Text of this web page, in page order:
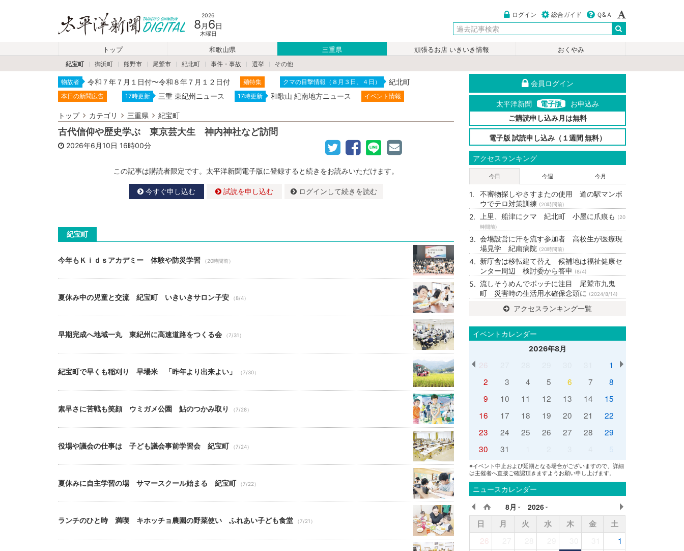
2026
8 月 6日
木曜日
ログイン 総合ガイド Ｑ&Ａ
トップ 和歌山県 三重県 頑張るお店 いきいき情報
おくやみ
紀宝町
御浜町 熊野市 尾鷲市 紀北町 事件・事故 選挙 その他
物故者 令和７年７月１日付〜令和８年７月１２日付 麺特集 クマの目撃情報（８月３日、４日） 紀北町
本日の新聞広告 17時更新 三重 東紀州ニュース 17時更新 和歌山 紀南地方ニュース イベント情報
トップ カテゴリ 三重県 紀宝町
古代信仰や歴史学ぶ 東京芸大生 神内神社など訪問
2026年6月10日 16時00分
この記事は購読者限定です。太平洋新聞電子版に登録すると続きをお読みいただけます。
今すぐ申し込む 試読を申し込む ログインして続きを読む
紀宝町
今年もＫｉｄｓアカデミー 体験や防災学習 （20時間前）
夏休み中の児童と交流 紀宝町 いきいきサロン子安 （8/4）
早期完成へ地域一丸 東紀州に高速道路をつくる会 （7/31）
紀宝町で早くも稲刈り 早場米 「昨年より出来よい」 （7/30）
素早さに苦戦も笑顔 ウミガメ公園 鮎のつかみ取り （7/28）
役場や議会の仕事は 子ども議会事前学習会 紀宝町 （7/24）
夏休みに自主学習の場 サマースクール始まる 紀宝町 （7/22）
ランチのひと時 満喫 キホッチョ農園の野菜使い ふれあい子ども食堂 （7/21）
会員ログイン
太平洋新聞 電子版
お申込み
ご購読申し込み月は無料
電子版 試読申し込み（１週間 無料）
アクセスランキング
今日 今週 今月
不審物探しやさすまたの使用 道の駅マンボ
ウでテロ対策訓練 (20時間前)
上里、船津にクマ 紀北町 小屋に爪痕も
(20
時間前)
会場設営に汗を流す参加者 高校生が医療現
場見学 紀南病院 (20時間前)
新庁舎は移転建て替え 候補地は福祉健康セ
ンター周辺 検討委から答申
(8/4)
流しそうめんでボッチに注目 尾鷲市九鬼
町 災害時の生活用水確保念頭に
(2024/8/14)
アクセスランキング一覧
イベントカレンダー
2026年8月
26
1
2
3 4 5 6 7
8
9
10 11 12 13 14
15
16
17 18 19 20 21
22
23
24 25 26 27 28
29
30
31 5
※イベント中止および延期となる場合がございますので、詳細
は主催者へ直接ご確認頂きますようお願い申し上げます。
ニュースカレンダー
8月 2026
日 月 火 水 木 金
土
26
1